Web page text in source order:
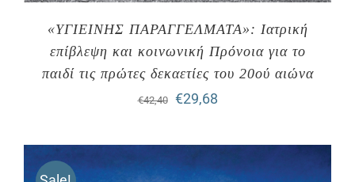
«ΥΓΙΕΙΝΗΣ ΠΑΡΑΓΓΕΛΜΑΤΑ»: Ιατρική
επίβλεψη και κοινωνική Πρόνοια για το
παιδί τις πρώτες δεκαετίες του 20ού αιώνα
€42,40
Original
€29,68Η